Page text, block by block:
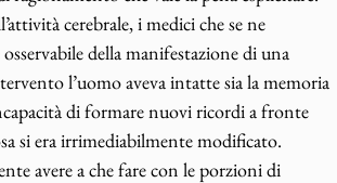
cerebrale, i medici che se ne
della manifestazione di una
l’uomo aveva intatte sia la memoria
di formare nuovi ricordi a fronte
si era irrimediabilmente modificato.
avere a che fare con le porzioni di